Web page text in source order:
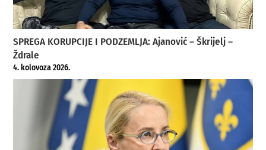
SPREGA KORUPCIJE I PODZEMLJA: Ajanović – Škrijelj –
Ždrale
4. kolovoza 2026.